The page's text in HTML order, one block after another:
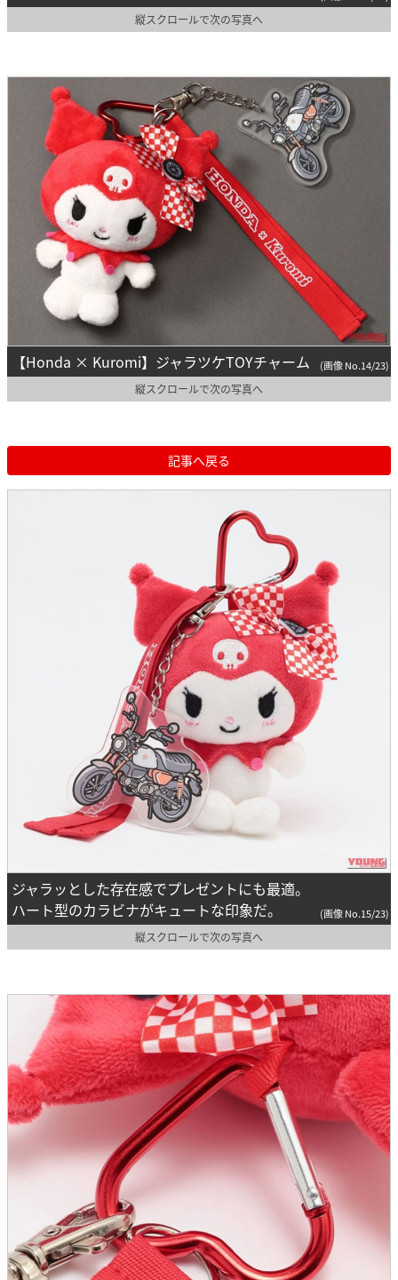
縦スクロールで次の写真へ
【Honda × Kuromi】ジャラツケTOYチャーム (画像 No.14/23)
縦スクロールで次の写真へ
記事へ戻る
ジャラッとした存在感でプレゼントにも最適。
ハート型のカラビナがキュートな印象だ。
(画像 No.15/23)
縦スクロールで次の写真へ